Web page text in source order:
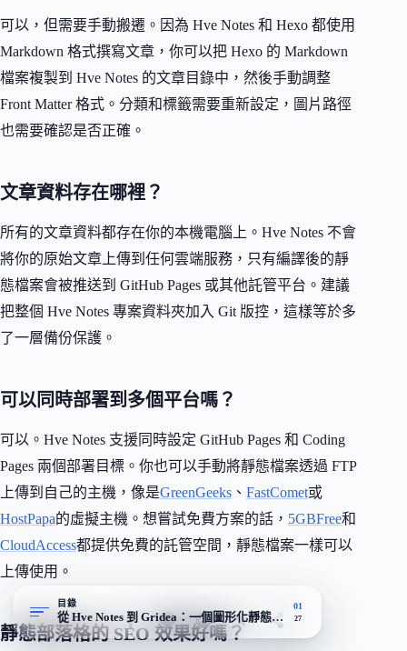
可以，但需要手動搬遷。因為 Hve Notes 和 Hexo 都使用
Markdown 格式撰寫文章，你可以把 Hexo 的 Markdown
檔案複製到 Hve Notes 的文章目錄中，然後手動調整
Front Matter 格式。分類和標籤需要重新設定，圖片路徑
也需要確認是否正確。
文章資料存在哪裡？
所有的文章資料都存在你的本機電腦上。Hve Notes 不會
將你的原始文章上傳到任何雲端服務，只有編譯後的靜
態檔案會被推送到 GitHub Pages 或其他託管平台。建議
把整個 Hve Notes 專案資料夾加入 Git 版控，這樣等於多
了一層備份保護。
可以同時部署到多個平台嗎？
可以。Hve Notes 支援同時設定 GitHub Pages 和 Coding
Pages 兩個部署目標。你也可以手動將靜態檔案透過 FTP
上傳到自己的主機，像是GreenGeeks 、 FastComet或
HostPapa的虛擬主機。想嘗試免費方案的話， 5GBFree和
CloudAccess都提供免費的託管空間，靜態檔案一樣可以
上傳使用。
靜態部落格的 SEO 效果好嗎？
目錄
從 Hve Notes 到 Gridea：一個圖形化靜態部落格工具的興衰
01
27